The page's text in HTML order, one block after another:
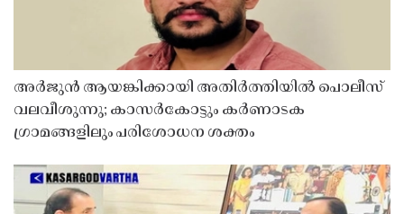
അർജുൻ ആയങ്കിക്കായി അതിർത്തിയിൽ പൊലീസ്
വലവീശുന്നു; കാസർകോട്ടും കർണാടക
ഗ്രാമങ്ങളിലും പരിശോധന ശക്തം